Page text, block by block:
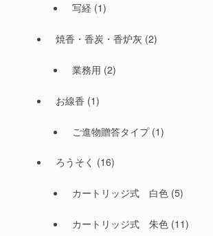
写経 (1)
焼香・香炭・香炉灰 (2)
業務用 (2)
お線香 (1)
ご進物贈答タイプ(1)
ろうそく (16)
カートリッジ式 白色(5)
カートリッジ式 朱色(11)